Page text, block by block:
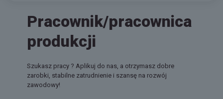
Pracownik/pracownica
produkcji
Szukasz pracy ? Aplikuj do nas, a otrzymasz dobre
zarobki, stabilne zatrudnienie i szansę na rozwój
zawodowy!